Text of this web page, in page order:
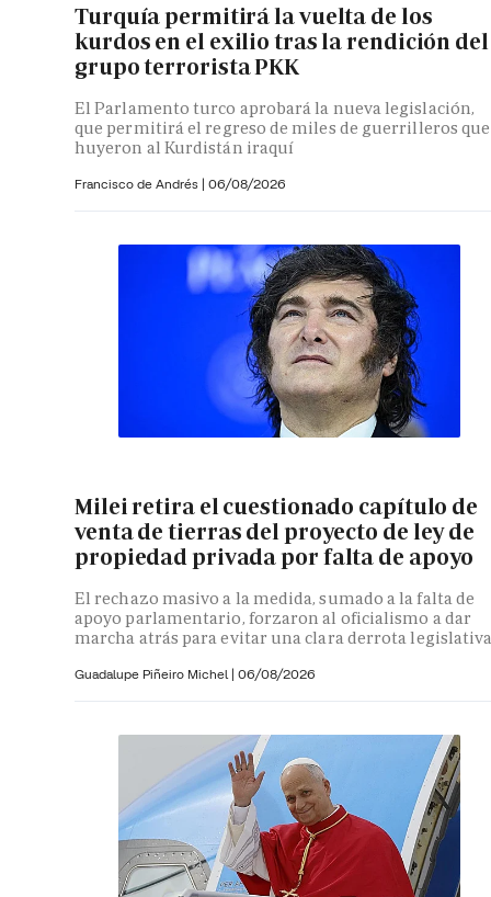
Turquía permitirá la vuelta de los
kurdos en el exilio tras la rendición del
grupo terrorista PKK
El Parlamento turco aprobará la nueva legislación,
que permitirá el regreso de miles de guerrilleros que
huyeron al Kurdistán iraquí
Francisco de Andrés | 06/08/2026
Milei retira el cuestionado capítulo de
venta de tierras del proyecto de ley de
propiedad privada por falta de apoyo
El rechazo masivo a la medida, sumado a la falta de
apoyo parlamentario, forzaron al oficialismo a dar
marcha atrás para evitar una clara derrota
Guadalupe Piñeiro Michel | 06/08/2026